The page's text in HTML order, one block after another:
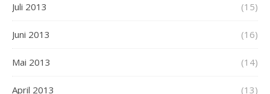
Juli 2013 (15)
Juni 2013 (16)
Mai 2013 (14)
April 2013 (13)